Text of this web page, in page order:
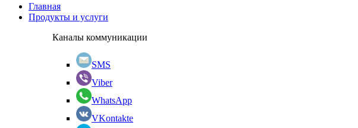
Главная
Продукты и услуги
Каналы коммуникации
SMS
Viber
WhatsApp
VKontakte